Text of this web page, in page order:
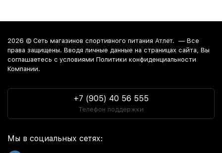
2026 © Сеть магазинов спортивного питания Атлет. — Все
права защищены. Вводя личные данные на страницах сайта, Вы
соглашаетесь c условиями Политики конфиденциальности
Компании.
+7 (905) 40 56 555
Телефон поддержки
Мы в социальных сетях: